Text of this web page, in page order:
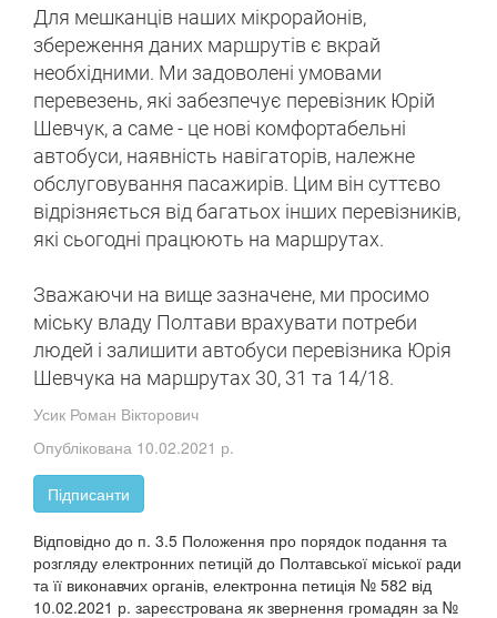
Для мешканців наших мікрорайонів,
збереження даних маршрутів є вкрай
необхідними. Ми задоволені умовами
перевезень, які забезпечує перевізник Юрій
Шевчук, а саме - це нові комфортабельні
автобуси, наявність навігаторів, належне
обслуговування пасажирів. Цим він суттєво
відрізняється від багатьох інших перевізників,
які сьогодні працюють на маршрутах.
Зважаючи на вище зазначене, ми просимо
міську владу Полтави врахувати потреби
людей і залишити автобуси перевізника Юрія
Шевчука на маршрутах 30, 31 та 14/18.
Усик Роман Вікторович
Опублікована 10.02.2021 р.
Підписанти
Відповідно до п. 3.5 Положення про порядок подання та
розгляду електронних петицій до Полтавської міської ради
та її виконавчих органів, електронна петиція № 582 від
10.02.2021 р. зареєстрована як звернення громадян за №